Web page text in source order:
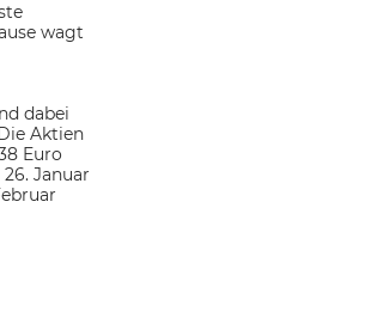
wagt
dabei
Aktien
Euro
Januar